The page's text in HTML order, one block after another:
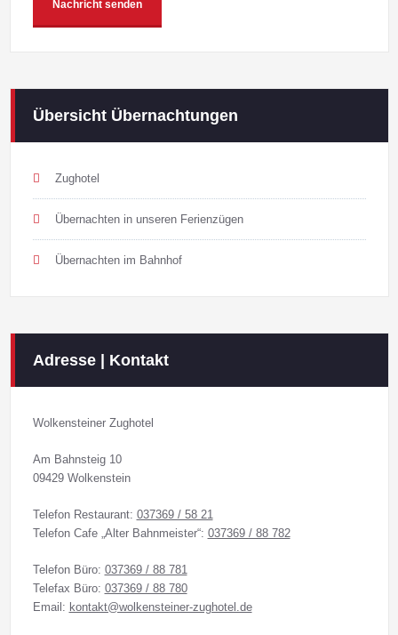
Übersicht Übernachtungen
Zughotel
Übernachten in unseren Ferienzügen
Übernachten im Bahnhof
Adresse | Kontakt
Wolkensteiner Zughotel
Am Bahnsteig 10
09429 Wolkenstein
Telefon Restaurant: 037369 / 58 21
Telefon Cafe „Alter Bahnmeister“: 037369 / 88 782
Telefon Büro: 037369 / 88 781
Telefax Büro: 037369 / 88 780
Email: kontakt@wolkensteiner-zughotel.de